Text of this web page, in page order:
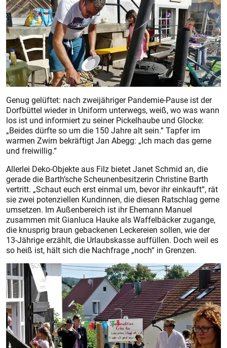
Genug gelüftet: nach zweijähriger Pandemie-Pause ist der
Dorfbüttel wieder in Uniform unterwegs, weiß, wo was wann
los ist und informiert zu seiner Pickelhaube und Glocke:
„Beides dürfte so um die 150 Jahre alt sein.“ Tapfer im
warmen Zwirn bekräftigt Jan Abegg: „Ich mach das gerne
und freiwillig.“
Allerlei Deko-Objekte aus Filz bietet Janet Schmid an, die
gerade die Barth’sche Scheunenbesitzerin Christine Barth
vertritt. „Schaut euch erst einmal um, bevor ihr einkauft“, rät
sie zwei potenziellen Kundinnen, die diesen Ratschlag gerne
umsetzen. Im Außenbereich ist ihr Ehemann Manuel
zusammen mit Gianluca Hauke als Waffelbäcker zugange,
die knusprig braun gebackenen Leckereien sollen, wie der
13-Jährige erzählt, die Urlaubskasse auffüllen. Doch weil es
so heiß ist, hält sich die Nachfrage „noch“ in Grenzen.